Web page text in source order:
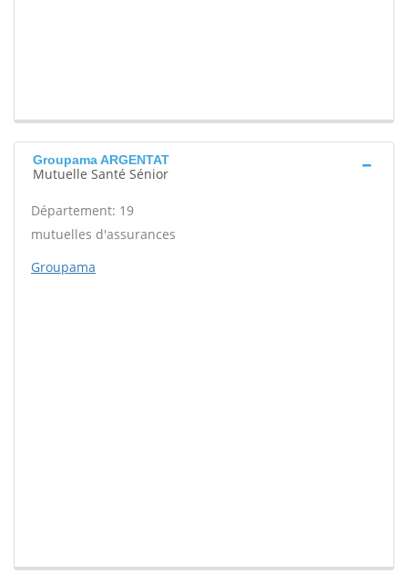
Groupama ARGENTAT
Mutuelle Santé Sénior
Département: 19
mutuelles d'assurances
Groupama